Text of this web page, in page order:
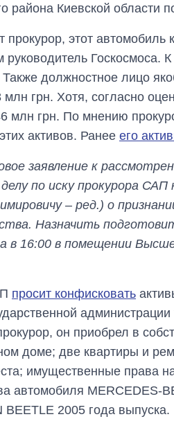
района Киевской области
прокурор, этот
руководитель
Также должностное лицо
грн. Хотя, согласно
млн грн. По мнению
активов. Ранее его
заявление к
по иску прокурора
– ред.) о
Назначить
в 16:00 в помещении
просит конфисковать
он приобрел в
доме; две квартиры и
имущественные права
автомобиля MERCEDES-
BEETLE 2005 года выпуска.